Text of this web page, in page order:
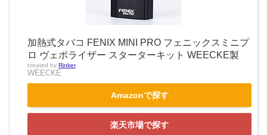
加熱式タバコ FENIX MINI PRO フェニックスミニプ
ロ ヴェポライザー スターターキット WEECKE製
created by Rinker
WEECKE
Amazonで探す
楽天市場で探す